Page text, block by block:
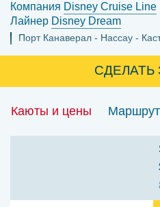
Компания Disney Cruise Line
Лайнер Disney Dream
Порт Канаверал Нассау
СДЕЛАТЬ
Каюты и цены Маршрут